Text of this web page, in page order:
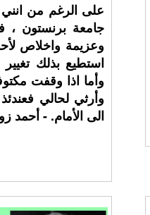
على الرغم من
جامعة برنستون ،
وعزيمة واخلاص
استطيع بذلك
وأما اذا وقفت
وأرثي لحالي
الى الأمام. - أحمد